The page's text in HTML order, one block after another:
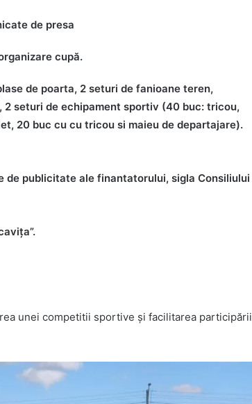
de presa
cupă.
de poarta, 2 seturi de fanioane teren,
seturi de echipament sportiv (40 buc: tricou,
20 buc cu cu tricou si maieu de departajare).
de publicitate ale finantatorului, sigla Consiliului
unei competitii sportive și facilitarea participării